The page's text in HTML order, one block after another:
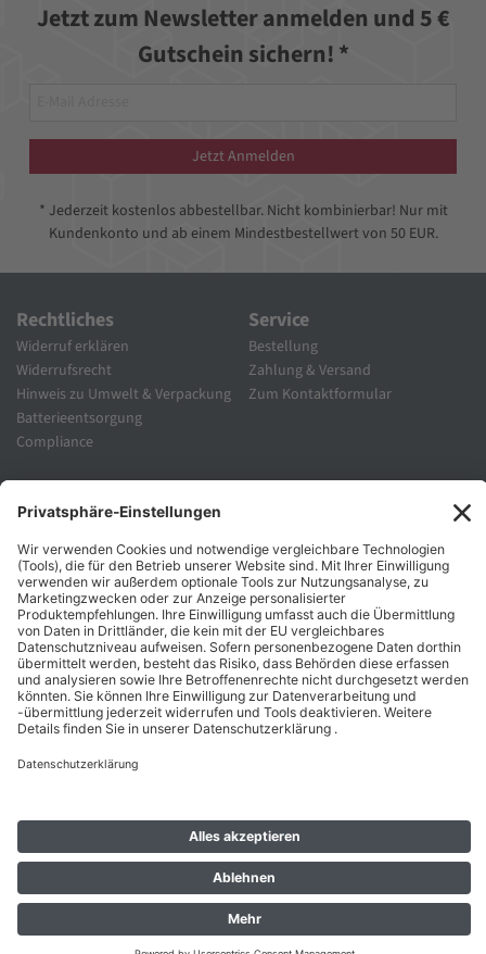
Jetzt zum Newsletter anmelden und 5 €
Gutschein sichern! *
Jetzt Anmelden
* Jederzeit kostenlos abbestellbar. Nicht kombinierbar! Nur mit
Kundenkonto und ab einem Mindestbestellwert von 50 EUR.
Rechtliches
Widerruf erklären
Widerrufsrecht
Hinweis zu Umwelt & Verpackung
Batterieentsorgung
Compliance
Service
Bestellung
Zahlung & Versand
Zum Kontaktformular
Unternehmen
Karriere
Zahlungsarten
Schnelle Lieferung
Versandkostenfrei ab 50€
Datenschutz Impressum